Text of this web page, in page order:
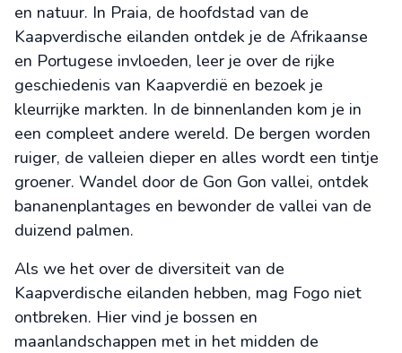
en natuur. In Praia, de hoofdstad van de
Kaapverdische eilanden ontdek je de Afrikaanse
en Portugese invloeden, leer je over de rijke
geschiedenis van Kaapverdië en bezoek je
kleurrijke markten. In de binnenlanden kom je in
een compleet andere wereld. De bergen worden
ruiger, de valleien dieper en alles wordt een tintje
groener. Wandel door de Gon Gon vallei, ontdek
bananenplantages en bewonder de vallei van de
duizend palmen.
Als we het over de diversiteit van de
Kaapverdische eilanden hebben, mag Fogo niet
ontbreken. Hier vind je bossen en
maanlandschappen met in het midden de